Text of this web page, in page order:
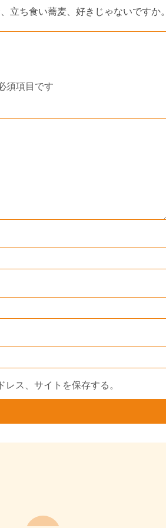
立ち食い蕎麦、好きじゃないですか。
須項目です
ス、サイトを保存する。